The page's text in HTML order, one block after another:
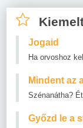
Jogaid
Ha orvoshoz
Mindent az
Szénanátha?
Győzd le a